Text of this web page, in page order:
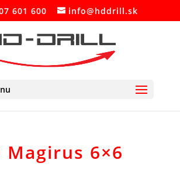
601 600 info@hddrill.sk
Magirus 6×6